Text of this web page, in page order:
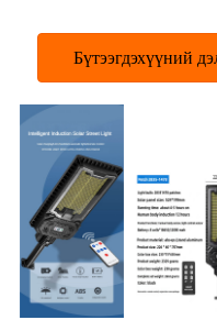
Бүтээгдэхүүний